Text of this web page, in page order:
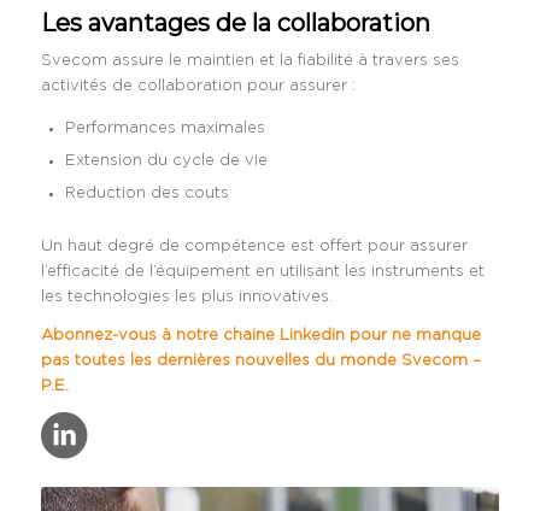
Les avantages de la collaboration
Svecom assure le maintien et la fiabilité à travers ses
activités de collaboration pour assurer :
Performances maximales
Extension du cycle de vie
Reduction des couts
Un haut degré de compétence est offert pour assurer
l’efficacité de l’équipement en utilisant les instruments et
les technologies les plus innovatives.
Abonnez-vous à notre chaine Linkedin pour ne manque
pas toutes les dernières nouvelles du monde Svecom –
P.E.